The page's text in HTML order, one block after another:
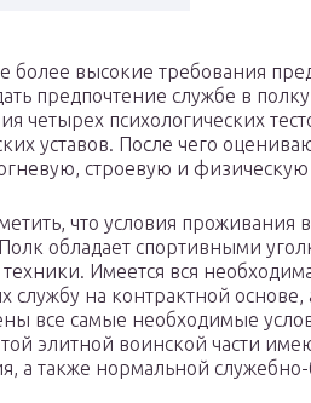
более высокие требования
предпочтение службе в
четырех психологических
уставов. После чего
строевую и физическую
что условия
обладает спортивными
Имеется вся
службу на контрактной
все самые необходимые
элитной воинской части
а также нормальной служебно-